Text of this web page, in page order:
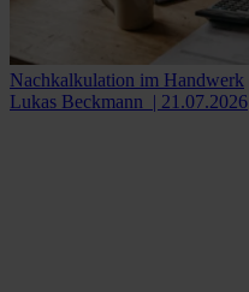
Nachkalkulation im Handwerk
Lukas Beckmann | 21.07.2026